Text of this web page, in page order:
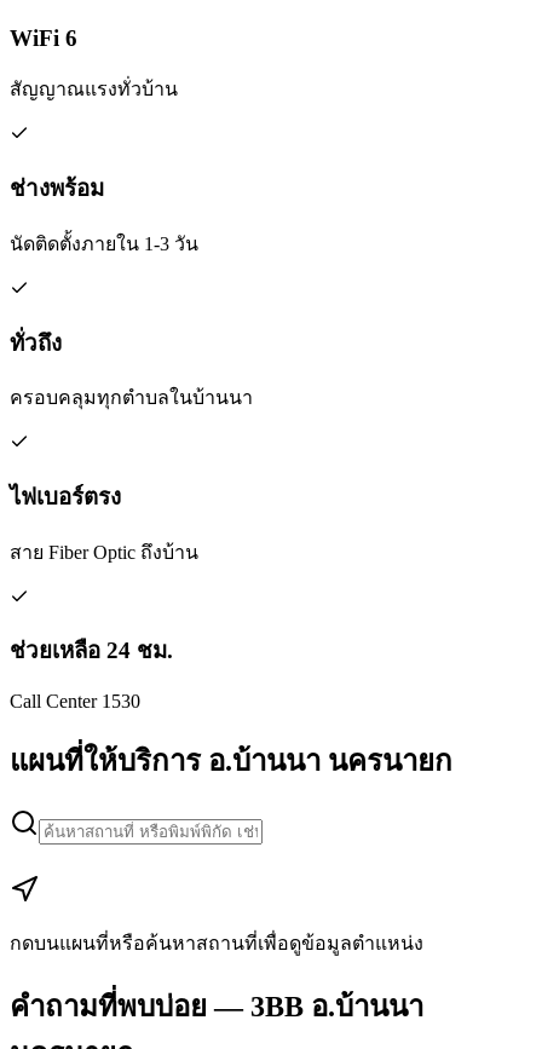
WiFi 6
สัญญาณแรงทั่วบ้าน
ช่างพร้อม
นัดติดตั้งภายใน 1-3 วัน
ทั่วถึง
ครอบคลุมทุกตำบลในบ้านนา
ไฟเบอร์ตรง
สาย Fiber Optic ถึงบ้าน
ช่วยเหลือ 24 ชม.
Call Center 1530
แผนที่ให้บริการ อ.บ้านนา นครนายก
+
กดบนแผนที่หรือค้นหาสถานที่เพื่อดูข้อมูลตำแหน่ง
คำถามที่พบบ่อย — 3BB อ.บ้านนา